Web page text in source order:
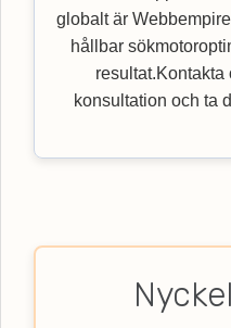
globalt är
hållbar
resultat.Kontakta
konsultation och ta